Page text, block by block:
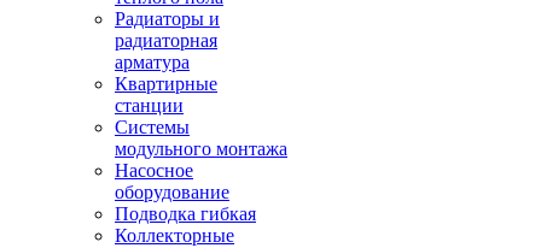
Радиаторы и
радиаторная
арматура
Квартирные
станции
Системы
модульного монтажа
Насосное
оборудование
Подводка гибкая
Коллекторные